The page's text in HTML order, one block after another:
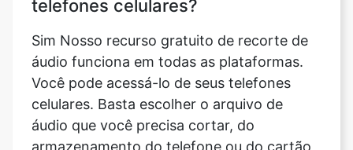
Você pode acessá-lo de seus telefones
celulares. Basta escolher o arquivo de
áudio que você precisa cortar, do
armazenamento do telefone ou do cartão
SD, e manter ou remover a parte conforme
sua necessidade. Em seguida, basta baixar
o arquivo e ele será salvo no